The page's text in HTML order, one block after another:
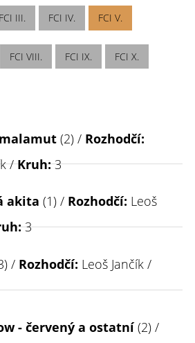
FCI III. FCI IV. FCI V.
FCI VIII. FCI IX. FCI X.
(2) / Rozhodčí:
/Kruh:3
akita (1) / Rozhodčí: Leoš
3
/ Rozhodčí: Leoš Jančík /
- červený a ostatní(2) /